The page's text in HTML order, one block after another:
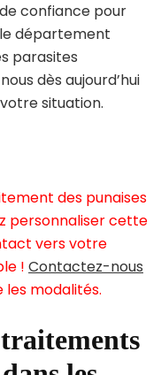
confiance pour
département
parasites
dès aujourd’hui
situation.
des punaises
personnaliser cette
vers votre
! Contactez-nous
modalités.